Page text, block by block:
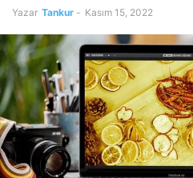
Yazar Tankur - Kasım 15, 2022